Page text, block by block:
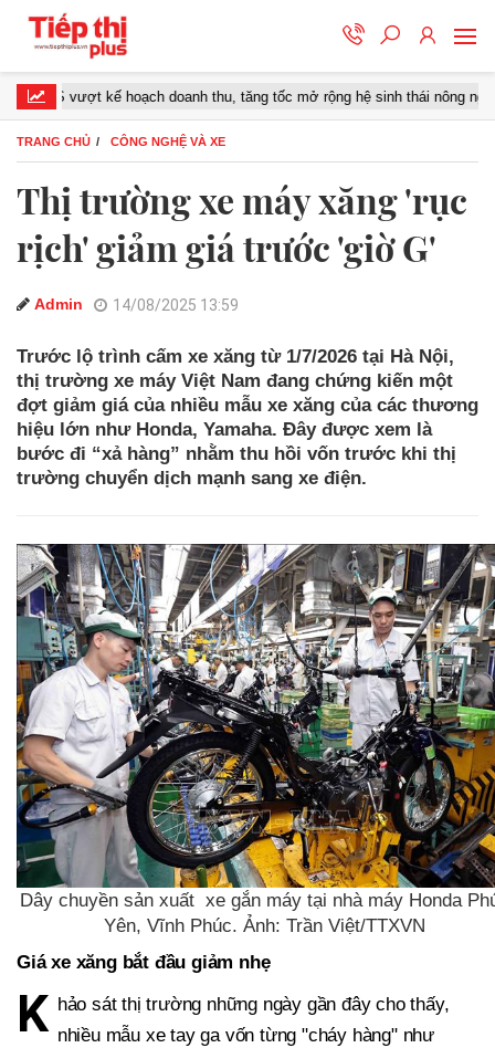
vượt kế hoạch doanh thu, tăng tốc mở rộng hệ sinh thái nông nghiệp –
TRANG CHỦ CÔNG NGHỆ VÀ XE
Thị trường xe máy xăng 'rục
rịch' giảm giá trước 'giờ G'
Admin 14/08/2025 13:59
Trước lộ trình cấm xe xăng từ 1/7/2026 tại Hà Nội,
thị trường xe máy Việt Nam đang chứng kiến một
đợt giảm giá của nhiều mẫu xe xăng của các thương
hiệu lớn như Honda, Yamaha. Đây được xem là
bước đi “xả hàng” nhằm thu hồi vốn trước khi thị
trường chuyển dịch mạnh sang xe điện.
Dây chuyền sản xuất xe gắn máy tại nhà máy Honda
Yên, Vĩnh Phúc. Ảnh: Trần Việt/TTXVN
Giá xe xăng bắt đầu giảm nhẹ
K hảo sát thị trường những ngày gần đây cho thấy,
nhiều mẫu xe tay ga vốn từng "cháy hàng" như